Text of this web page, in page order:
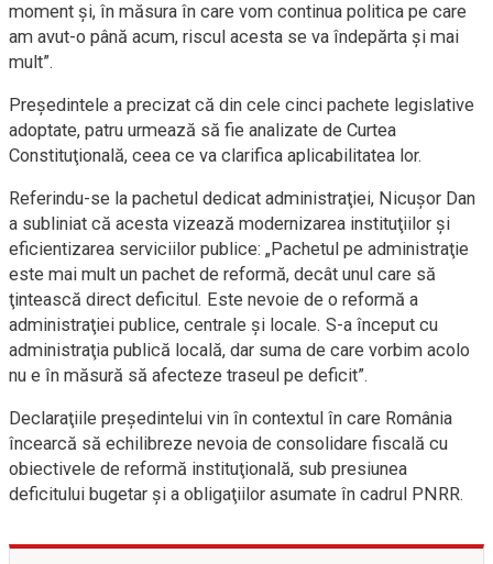
moment şi, în măsura în care vom continua politica pe care
am avut-o până acum, riscul acesta se va îndepărta şi mai
mult”.
Preşedintele a precizat că din cele cinci pachete legislative
adoptate, patru urmează să fie analizate de Curtea
Constituţională, ceea ce va clarifica aplicabilitatea lor.
Referindu-se la pachetul dedicat administraţiei, Nicuşor Dan
a subliniat că acesta vizează modernizarea instituţiilor şi
eficientizarea serviciilor publice: „Pachetul pe administraţie
este mai mult un pachet de reformă, decât unul care să
ţintească direct deficitul. Este nevoie de o reformă a
administraţiei publice, centrale şi locale. S-a început cu
administraţia publică locală, dar suma de care vorbim acolo
nu e în măsură să afecteze traseul pe deficit”.
Declaraţiile preşedintelui vin în contextul în care România
încearcă să echilibreze nevoia de consolidare fiscală cu
obiectivele de reformă instituţională, sub presiunea
deficitului bugetar şi a obligaţiilor asumate în cadrul PNRR.